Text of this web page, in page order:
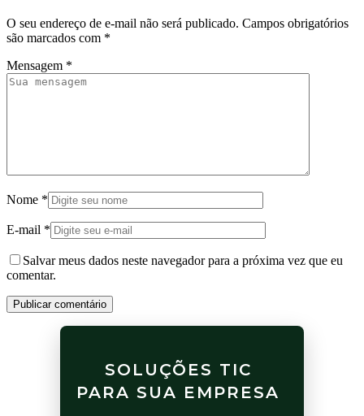
O seu endereço de e-mail não será publicado. Campos obrigatórios
são marcados com *
Mensagem *
Nome *
E-mail *
Salvar meus dados neste navegador para a próxima vez que eu
comentar.
Publicar comentário
SOLUÇÕES TIC
PARA SUA EMPRESA